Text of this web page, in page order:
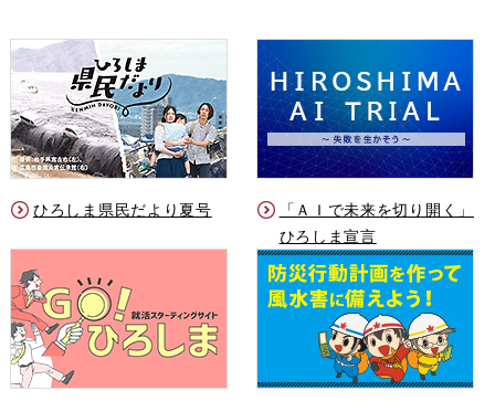
ひろしま県民だより夏号
「ＡＩで未来を切り開く」
ひろしま宣言